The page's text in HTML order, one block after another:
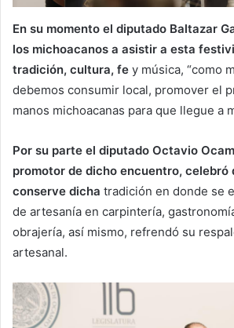
En su momento el diputado Baltazar
los michoacanos a asistir a esta
tradición, cultura, fe y música, “como
debemos consumir local, promover el
manos michoacanas para que llegue a
Por su parte el diputado Octavio
promotor de dicho encuentro, celebró
conserve dicha tradición en donde se
de artesanía en carpintería,
obrajería, así mismo, refrendó su
artesanal.